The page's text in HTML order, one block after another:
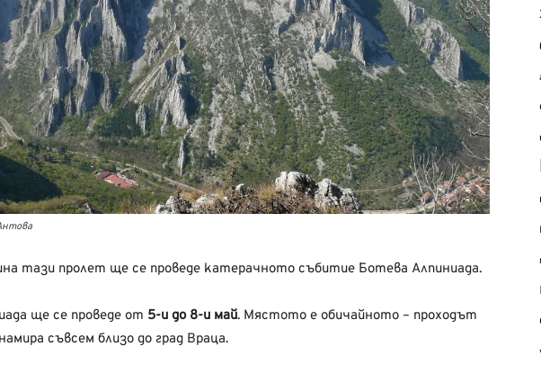
тази пролет ще се проведе катерачното събитие Ботева Алпиниада.
ще се проведе от 5-и до 8-и май. Мястото е обичайното – проходът
съвсем близо до град Враца.